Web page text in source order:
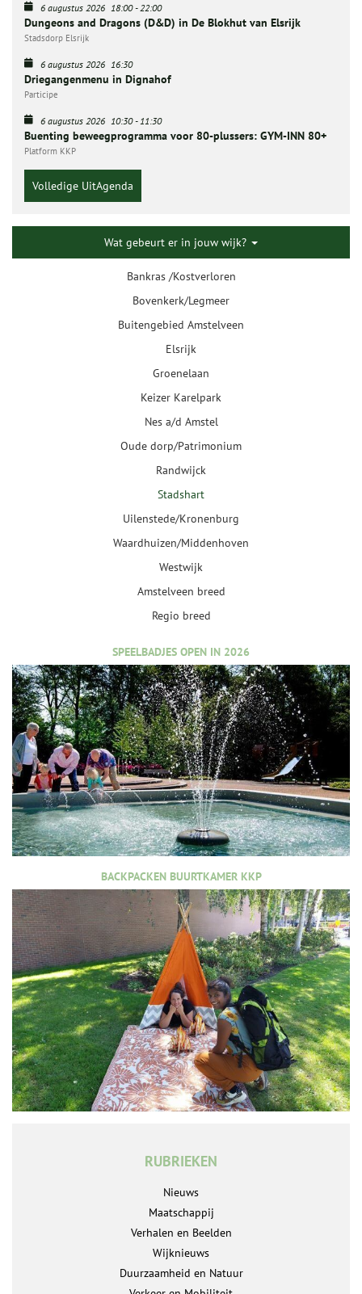
6 augustus 2026 18:00- 22:00
Dungeons and Dragons (D&D) in De Blokhut van Elsrijk
Stadsdorp Elsrijk
6 augustus 2026 16:30
Driegangenmenu in Dignahof
Participe
6 augustus 2026 10:30- 11:30
Buenting beweegprogramma voor 80-plussers: GYM-INN 80+
Platform KKP
Volledige UitAgenda
Wat gebeurt er in jouw wijk?
Bankras /Kostverloren
Bovenkerk/Legmeer
Buitengebied Amstelveen
Elsrijk
Groenelaan
Keizer Karelpark
Nes a/d Amstel
Oude dorp/Patrimonium
Randwijck
Stadshart
Uilenstede/Kronenburg
Waardhuizen/Middenhoven
Westwijk
Amstelveen breed
Regio breed
SPEELBADJES OPEN IN 2026
BACKPACKEN BUURTKAMER KKP
RUBRIEKEN
Nieuws
Maatschappij
Verhalen en Beelden
Wijknieuws
Duurzaamheid en Natuur